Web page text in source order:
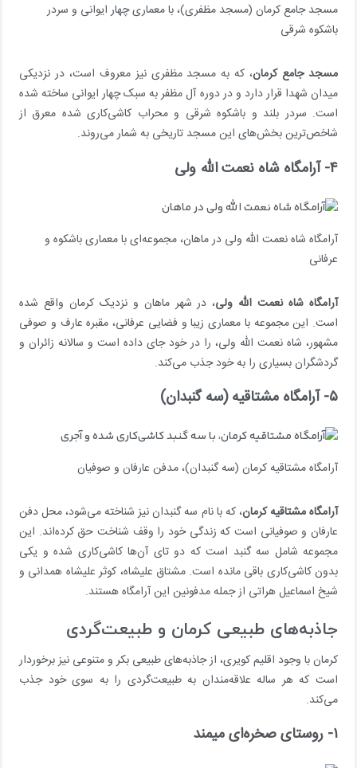
مسجد جامع کرمان (مسجد مظفری)، با معماری چهار ایوانی و سردر
باشکوه شرقی
مسجد جامع کرمان، که به مسجد مظفری نیز معروف است، در نزدیکی
میدان شهدا قرار دارد و در دوره آل مظفر به سبک چهار ایوانی ساخته شده
است. سردر بلند و باشکوه شرقی و محراب کاشی‌کاری شده معرق از
شاخص‌ترین بخش‌های این مسجد تاریخی به شمار می‌روند.
۴- آرامگاه شاه نعمت الله ولی
آرامگاه شاه نعمت الله ولی در ماهان، مجموعه‌ای با معماری باشکوه و
عرفانی
آرامگاه شاه نعمت الله ولی، در شهر ماهان و نزدیک کرمان واقع شده
است. این مجموعه با معماری زیبا و فضایی عرفانی، مقبره عارف و صوفی
مشهور، شاه نعمت الله ولی، را در خود جای داده است و سالانه زائران و
گردشگران بسیاری را به خود جذب می‌کند.
۵- آرامگاه مشتاقیه (سه گنبدان)
آرامگاه مشتاقیه کرمان (سه گنبدان)، مدفن عارفان و صوفیان
آرامگاه مشتاقیه کرمان، که با نام سه گنبدان نیز شناخته می‌شود، محل دفن
عارفان و صوفیانی است که زندگی خود را وقف شناخت حق کرده‌اند. این
مجموعه شامل سه گنبد است که دو تای آن‌ها کاشی‌کاری شده و یکی
بدون کاشی‌کاری باقی مانده است. مشتاق علیشاه، کوثر علیشاه همدانی و
شیخ اسماعیل هراتی از جمله مدفونین این آرامگاه هستند.
جاذبه‌های طبیعی کرمان و طبیعت‌گردی
کرمان با وجود اقلیم کویری، از جاذبه‌های طبیعی بکر و متنوعی نیز برخوردار
است که هر ساله علاقه‌مندان به طبیعت‌گردی را به سوی خود جذب
می‌کند.
۱- روستای صخره‌ای میمند